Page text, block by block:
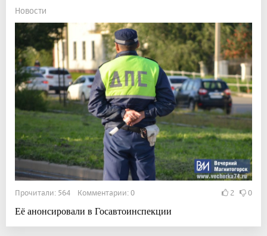
Новости
Прочитали: 564 Комментарии: 0 2 0
Её анонсировали в Госавтоинспекции